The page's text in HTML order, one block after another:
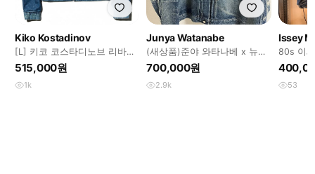
Kiko Kostadinov
[L] 키코 코스타디노브 리바이
스 데님 자켓
515,000원
1k
Junya Watanabe
(새상품)준야 와타나베 x 뉴매
뉴얼 데님 자켓 M사이즈
700,000원
2.9k
Issey
80s 이
형 플
53